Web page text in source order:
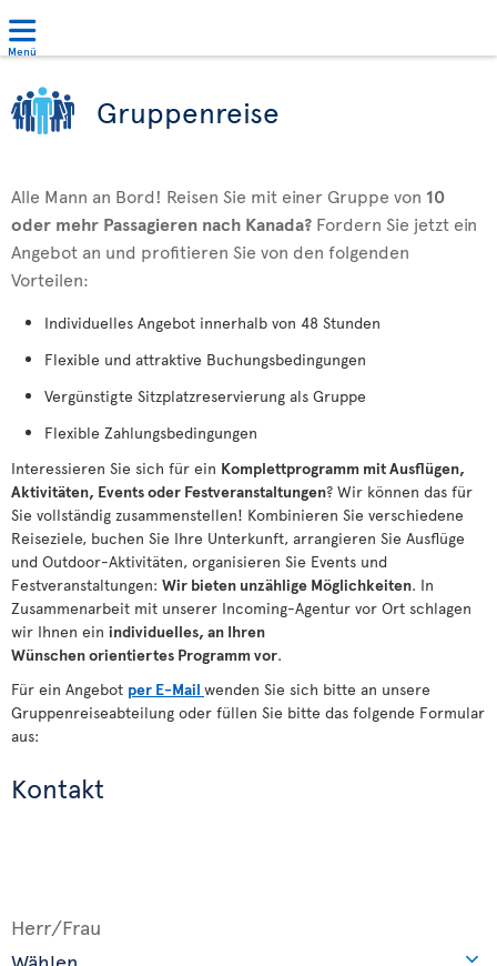
Menü
Gruppenreise
Alle Mann an Bord! Reisen Sie mit einer Gruppe von 10
oder mehr Passagieren nach Kanada? Fordern Sie jetzt ein
Angebot an und profitieren Sie von den folgenden
Vorteilen:
Individuelles Angebot innerhalb von 48 Stunden
Flexible und attraktive Buchungsbedingungen
Vergünstigte Sitzplatzreservierung als Gruppe
Flexible Zahlungsbedingungen
Interessieren Sie sich für ein Komplettprogramm mit Ausflügen,
Aktivitäten, Events oder Festveranstaltungen? Wir können das für
Sie vollständig zusammenstellen! Kombinieren Sie verschiedene
Reiseziele, buchen Sie Ihre Unterkunft, arrangieren Sie Ausflüge
und Outdoor-Aktivitäten, organisieren Sie Events und
Festveranstaltungen: Wir bieten unzählige Möglichkeiten. In
Zusammenarbeit mit unserer Incoming-Agentur vor Ort schlagen
wir Ihnen ein individuelles, an Ihren
Wünschenorientiertes Programm vor.
Für ein Angebot per E-Mail wenden Sie sich bitte an unsere
Gruppenreiseabteilung oder füllen Sie bitte das folgende Formular
aus:
Kontakt
Herr/Frau